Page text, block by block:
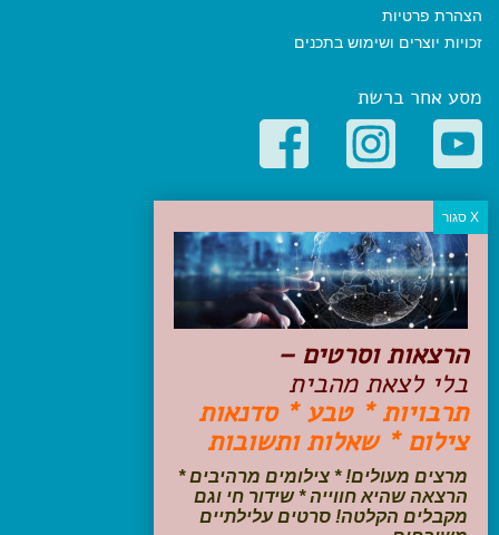
הצהרת פרטיות
זכויות יוצרים ושימוש בתכנים
מסע אחר ברשת
קטגוריות פופולריות
יעדים
טיולים בישראל
מלונות בוטיק בישראל
טיפים והמלצות
הכנות לנסיעה
טיולי ג'יפים
טיולים עם ילדים
שייט, הפלגות, קרוזים
עקבו אחרינו בפייסבוק
הרצאות וסרטים –
בלי לצאת מהבית
תרבויות * טבע * סדנאות
צילום * שאלות ותשובות
מרצים מעולים! * צילומים מרהיבים *
הרצאה שהיא חווייה * שידור חי וגם
מקבלים הקלטה! סרטים עלילתיים